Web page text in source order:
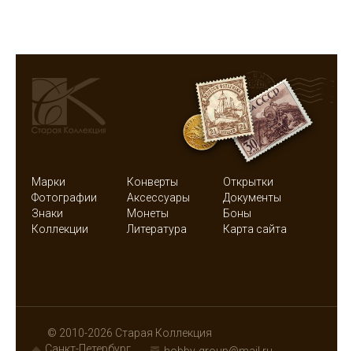
Марки Конверты
Открытки
Фотографии
Аксессуары
Документы
Знаки
Монеты
Боны
Коллекции
Литература Карта сайта
© 2010-2026 Старая Коллекция